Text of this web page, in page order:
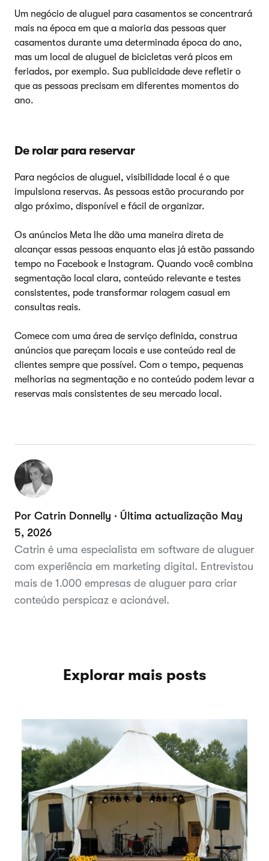
Um negócio de aluguel para casamentos se concentrará
mais na época em que a maioria das pessoas quer
casamentos durante uma determinada época do ano,
mas um local de aluguel de bicicletas verá picos em
feriados, por exemplo. Sua publicidade deve refletir o
que as pessoas precisam em diferentes momentos do
ano.
De rolar para reservar
Para negócios de aluguel, visibilidade local é o que
impulsiona reservas. As pessoas estão procurando por
algo próximo, disponível e fácil de organizar.
Os anúncios Meta lhe dão uma maneira direta de
alcançar essas pessoas enquanto elas já estão passando
tempo no Facebook e Instagram. Quando você combina
segmentação local clara, conteúdo relevante e testes
consistentes, pode transformar rolagem casual em
consultas reais.
Comece com uma área de serviço definida, construa
anúncios que pareçam locais e use conteúdo real de
clientes sempre que possível. Com o tempo, pequenas
melhorias na segmentação e no conteúdo podem levar a
reservas mais consistentes de seu mercado local.
Por Catrin Donnelly · Última actualização May
5, 2026
Catrin é uma especialista em software de aluguer
com experiência em marketing digital. Entrevistou
mais de 1.000 empresas de aluguer para criar
conteúdo perspicaz e acionável.
Explorar mais posts